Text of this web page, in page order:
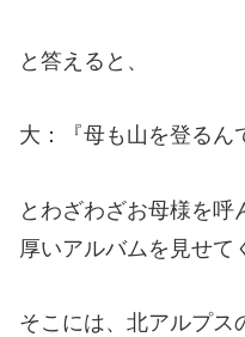
と答えると、
大：『母も山を登るん
とわざわざお母様を呼
厚いアルバムを見せて
そこには、北アルプス